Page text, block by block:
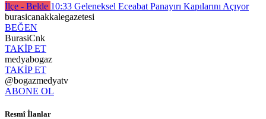
İlçe - Belde 10:33 Geleneksel Eceabat Panayırı Kapılarını Açıyor
burasicanakkalegazetesi
BEĞEN
BurasiCnk
TAKİP ET
medyabogaz
TAKİP ET
@bogazmedyatv
ABONE OL
Resmî İlanlar